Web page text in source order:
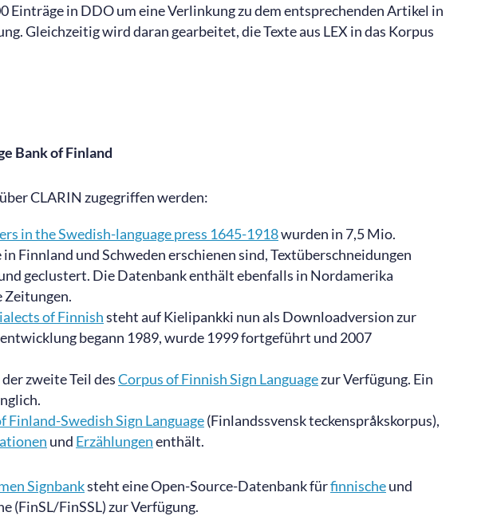
Einträge in DDO um eine Verlinkung zu dem entsprechenden Artikel in
Gleichzeitig wird daran gearbeitet, die Texte aus LEX in das Korpus
Bank of Finland
CLARIN zugegriffen werden:
in the Swedish-language press 1645-1918wurden in 7,5 Mio.
Finnland und Schweden erschienen sind, Textüberschneidungen
geclustert. Die Datenbank enthält ebenfalls in Nordamerika
Zeitungen.
of Finnishsteht auf Kielipankki nun als Downloadversion zur
begann 1989, wurde 1999 fortgeführt und 2007
zweite Teil desCorpusofFinnishSign Languagezur Verfügung. Ein
Finland-Swedish Sign Language(Finlandssvensk teckenspråkskorpus),
und Erzählungenenthält.
Signbanksteht eine Open-Source-Datenbank fürfinnischeund
(FinSL/FinSSL) zur Verfügung.